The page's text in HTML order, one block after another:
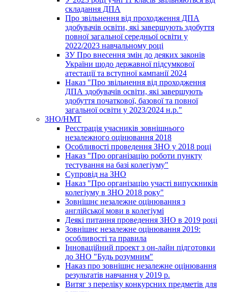
складання ДПА
Про звільнення від проходження ДПА
здобувачів освіти, які завершують здобуття
повної загальної середньої освіти у
2022/2023 навчальному році
ЗУ Про внесення змін до деяких законів
України щодо державної підсумкової
атестації та вступної кампанії 2024
Наказ "Про звільнення від проходження
ДПА здобувачів освіти, які завершують
здобуття початкової, базової та повної
загальної освіти у 2023/2024 н.р."
ЗНО/НМТ
Реєстрація учасників зовнішнього
незалежного оцінювання 2018
Особливості проведення ЗНО у 2018 році
Наказ "Про організацію роботи пункту
тестування на базі колегіуму"
Супровід на ЗНО
Наказ "Про організацію участі випускників
колегіуму в ЗНО 2018 року"
Зовнішнє незалежне оцінювання з
англійської мови в колегіумі
Деякі питання проведення ЗНО в 2019 році
Зовнішнє незалежне оцінювання 2019:
особливості та правила
Інноваційний проект з он-лайн підготовки
до ЗНО "Будь розумним"
Наказ про зовнішнє незалежне оцінювання
результатів навчання у 2019 р.
Витяг з переліку конкурсних предметів для